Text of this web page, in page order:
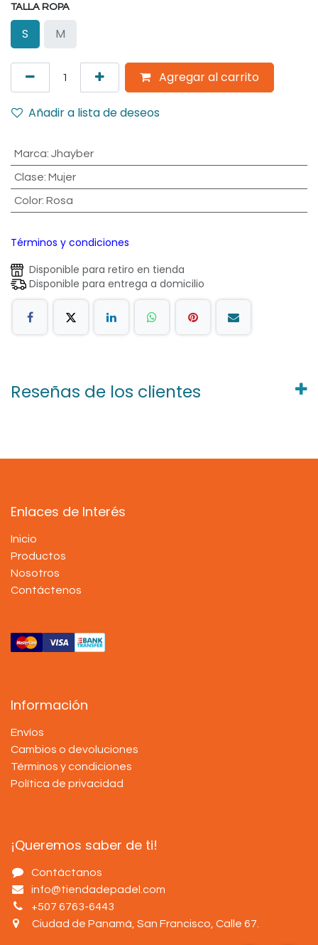
TALLA ROPA
S M
Agregar al carrito
Añadir a lista de deseos
Marca: Jhayber
Clase: Mujer
Color: Rosa
Términos y condiciones
Disponible para retiro en tienda
Disponible para entrega a domicilio
Reseñas de los clientes
Enlaces de Interés
Inicio
Productos
Nosotros
Contáctenos
Información
Envíos
Cambios o devoluciones
Términos y condiciones
Política de privacidad
¡Queremos saber de ti!
Contáctanos
info@tiendadepadel.com
+507 6763-6443
Ciudad de Panamá, San Francisco, Calle 67.